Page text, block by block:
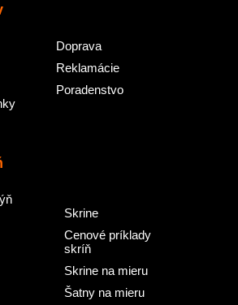
Doprava
Reklamácie
Poradenstvo
Skrine
Cenové príklady
skríň
Skrine na mieru
Šatny na mieru